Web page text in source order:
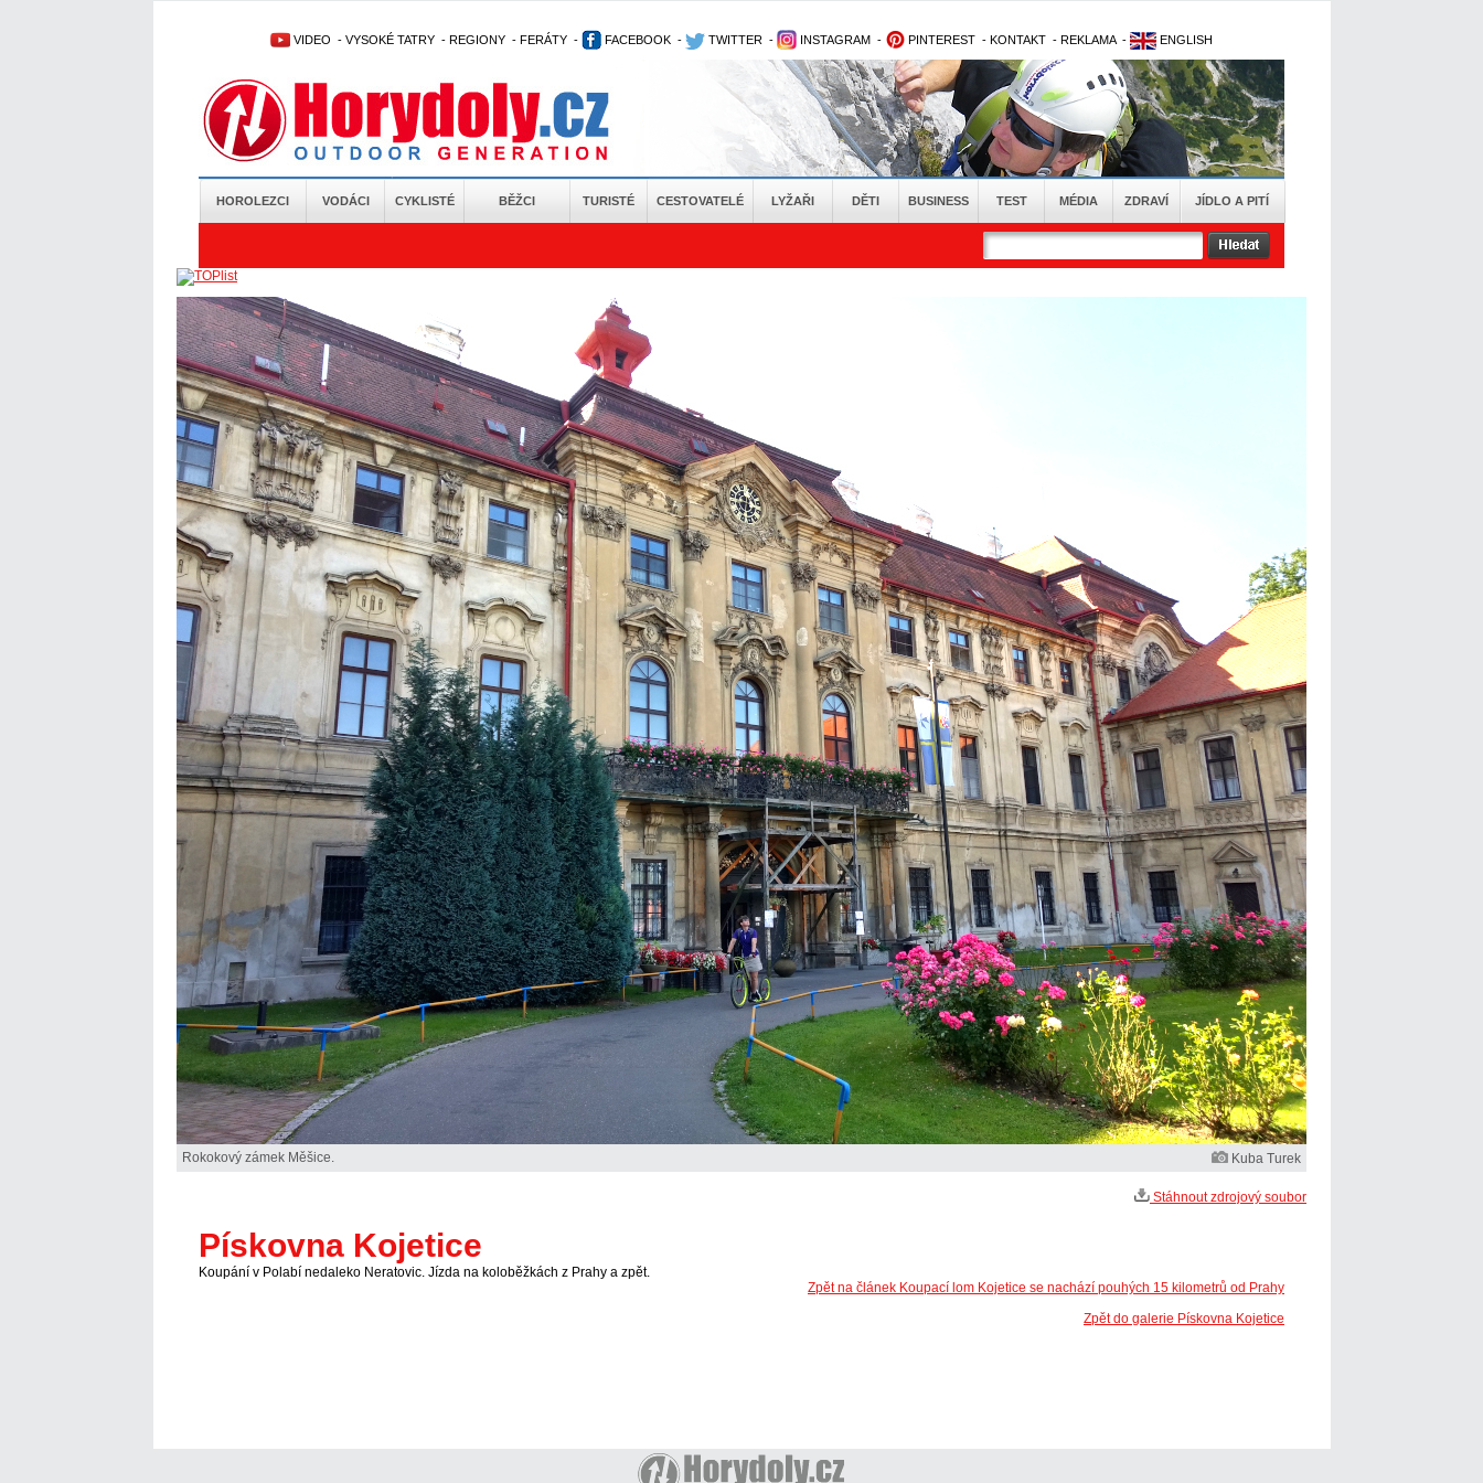
VIDEO - VYSOKÉ TATRY - REGIONY - FERÁTY - FACEBOOK - TWITTER - INSTAGRAM - PINTEREST - KONTAKT - REKLAMA - ENGLISH
HOROLEZCI VODÁCI CYKLISTÉ BĚŽCI TURISTÉ CESTOVATELÉ LYŽAŘI DĚTI BUSINESS TEST MÉDIA ZDRAVÍ JÍDLO A PITÍ
Rokokový zámek Měšice. Kuba Turek
Stáhnout zdrojový soubor
Pískovna Kojetice
Koupání v Polabí nedaleko Neratovic. Jízda na koloběžkách z Prahy a zpět.
Zpět na článek Koupací lom Kojetice se nachází pouhých 15 kilometrů od Prahy
Zpět do galerie Pískovna Kojetice